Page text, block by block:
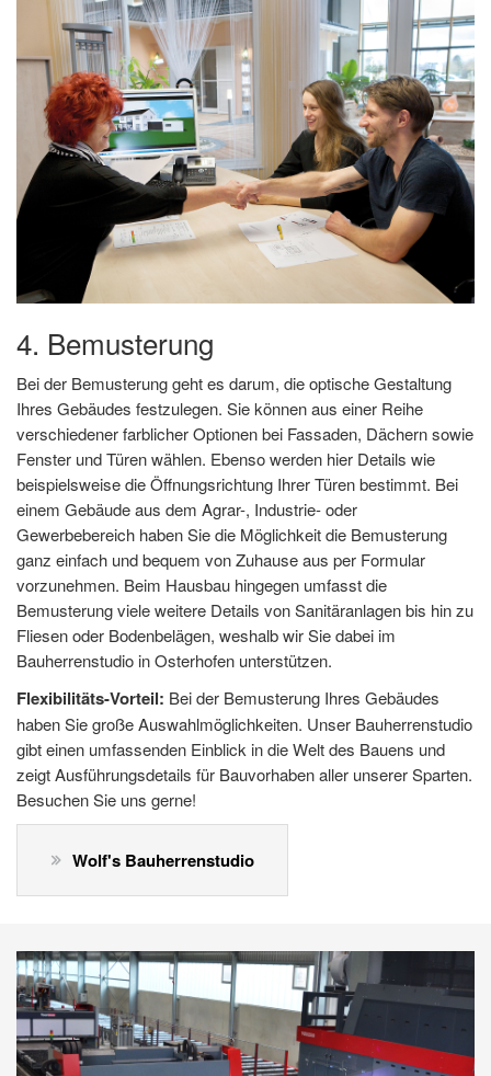
4. Bemusterung
Bei der Bemusterung geht es darum, die optische Gestaltung
Ihres Gebäudes festzulegen. Sie können aus einer Reihe
verschiedener farblicher Optionen bei Fassaden, Dächern sowie
Fenster und Türen wählen. Ebenso werden hier Details wie
beispielsweise die Öffnungsrichtung Ihrer Türen bestimmt. Bei
einem Gebäude aus dem Agrar-, Industrie- oder
Gewerbebereich haben Sie die Möglichkeit die Bemusterung
ganz einfach und bequem von Zuhause aus per Formular
vorzunehmen. Beim Hausbau hingegen umfasst die
Bemusterung viele weitere Details von Sanitäranlagen bis hin zu
Fliesen oder Bodenbelägen, weshalb wir Sie dabei im
Bauherrenstudio in Osterhofen unterstützen.
Flexibilitäts-Vorteil: Bei der Bemusterung Ihres Gebäudes
haben Sie große Auswahlmöglichkeiten. Unser Bauherrenstudio
gibt einen umfassenden Einblick in die Welt des Bauens und
zeigt Ausführungsdetails für Bauvorhaben aller unserer Sparten.
Besuchen Sie uns gerne!
Wolf's Bauherrenstudio